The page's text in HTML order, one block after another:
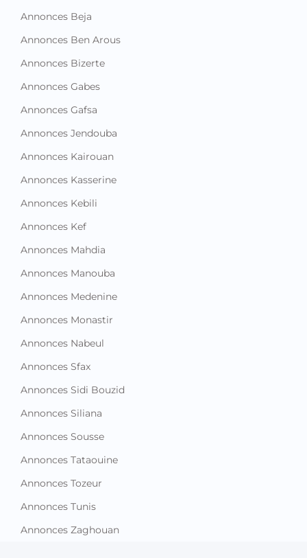
Annonces Beja
Annonces Ben Arous
Annonces Bizerte
Annonces Gabes
Annonces Gafsa
Annonces Jendouba
Annonces Kairouan
Annonces Kasserine
Annonces Kebili
Annonces Kef
Annonces Mahdia
Annonces Manouba
Annonces Medenine
Annonces Monastir
Annonces Nabeul
Annonces Sfax
Annonces Sidi Bouzid
Annonces Siliana
Annonces Sousse
Annonces Tataouine
Annonces Tozeur
Annonces Tunis
Annonces Zaghouan